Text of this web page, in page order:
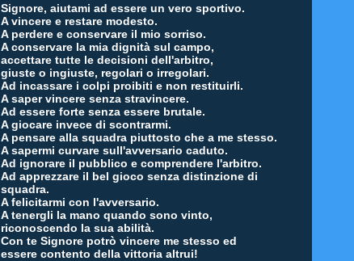
Signore, aiutami ad essere un vero sportivo.
A vincere e restare modesto.
A perdere e conservare il mio sorriso.
A conservare la mia dignità sul campo,
accettare tutte le decisioni dell'arbitro,
giuste o ingiuste, regolari o irregolari.
Ad incassare i colpi proibiti e non restituirli.
A saper vincere senza stravincere.
Ad essere forte senza essere brutale.
A giocare invece di scontrarmi.
A pensare alla squadra piuttosto che a me stesso.
A sapermi curvare sull'avversario caduto.
Ad ignorare il pubblico e comprendere l'arbitro.
Ad apprezzare il bel gioco senza distinzione di
squadra.
A felicitarmi con l'avversario.
A tenergli la mano quando sono vinto,
riconoscendo la sua abilità.
Con te Signore potrò vincere me stesso ed
essere contento della vittoria altrui!